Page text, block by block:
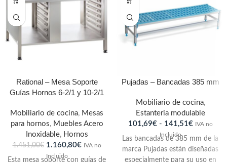
Rational – Mesa Soporte
Guías Hornos 6-2/1 y 10-2/1
Mobiliario de cocina, Mesas
para hornos, Muebles Acero
Inoxidable, Hornos
1.451,00€ 1.160,80€ IVA no
Incluido
Esta mesa soporte con guías de
Pujadas – Bancadas 385 mm
Mobiliario de cocina,
Estanteria modulable
101,69€ - 141,51€ IVA no
Incluido
Las bancadas de 385 mm de la
marca Pujadas están diseñadas
especialmente para su uso en